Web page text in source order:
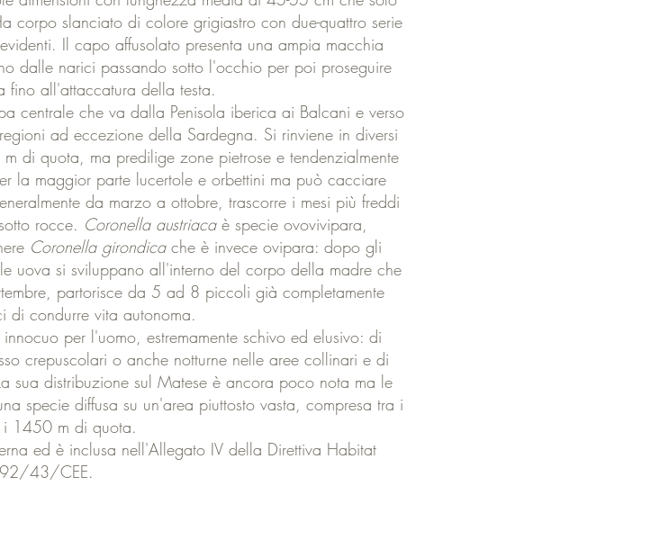
corpo slanciato di colore grigiastro con due-quattro serie
Il capo affusolato presenta una ampia macchia
dalle narici passando sotto l'occhio per poi proseguire
fino all'attaccatura della testa.
centrale che va dalla Penisola iberica ai Balcani e verso
ad eccezione della Sardegna. Si rinviene in diversi
di quota, ma predilige zone pietrose e tendenzialmente
la maggior parte lucertole e orbettini ma può cacciare
da marzo a ottobre, trascorre i mesi più freddi
rocce. Coronella austriacaè specie ovovivipara,
Coronella girondicache è invece ovipara: dopo gli
uova si sviluppano all'interno del corpo della madre che
partorisce da 5 ad 8 piccoli già completamente
di condurre vita autonoma.
per l'uomo, estremamente schivo ed elusivo: di
crepuscolari o anche notturne nelle aree collinari e di
sua distribuzione sul Matese è ancora poco nota ma le
specie diffusa su un'area piuttosto vasta, compresa tra i
1450 m di quota.
ed è inclusa nell'Allegato IV della Direttiva Habitat
92/43/CEE.